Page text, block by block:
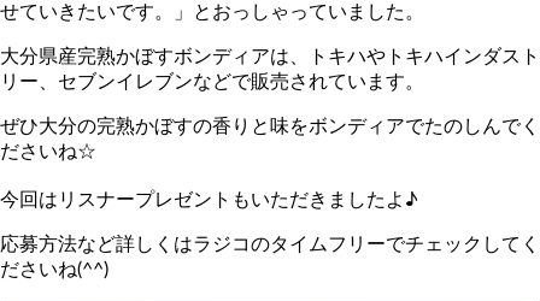
せていきたいです。」とおっしゃっていました。
大分県産完熟かぼすボンディアは、トキハやトキハインダスト
リー、セブンイレブンなどで販売されています。
ぜひ大分の完熟かぼすの香りと味をボンディアでたのしんでく
ださいね☆
今回はリスナープレゼントもいただきましたよ♪
応募方法など詳しくはラジコのタイムフリーでチェックしてく
ださいね(^^)